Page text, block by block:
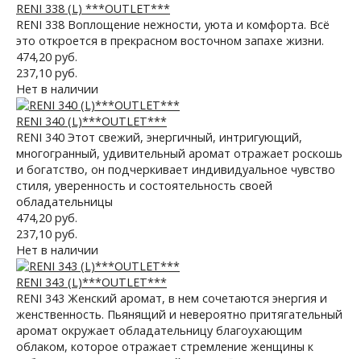
RENI 338 (L) ***OUTLET***
RENI 338 Воплощение нежности, уюта и комфорта. Всё
это откроется в прекрасном восточном запахе жизни.
474,20 руб.
237,10 руб.
Нет в наличии
RENI 340 (L)***OUTLET***
RENI 340 Этот свежий, энергичный, интригующий,
многогранный, удивительный аромат отражает роскошь
и богатство, он подчеркивает индивидуальное чувство
стиля, уверенность и состоятельность своей
обладательницы
474,20 руб.
237,10 руб.
Нет в наличии
RENI 343 (L)***OUTLET***
RENI 343 Женский аромат, в нем сочетаются энергия и
женственность. Пьянящий и невероятно притягательный
аромат окружает обладательницу благоухающим
облаком, которое отражает стремление женщины к